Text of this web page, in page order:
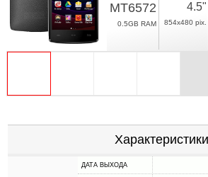
MT6572
0.5GB RAM
4.5"
854x480 pix.
Характеристики
ДАТА ВЫХОДА